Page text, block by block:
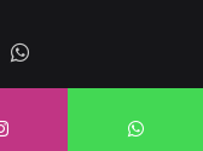
Whatsapp